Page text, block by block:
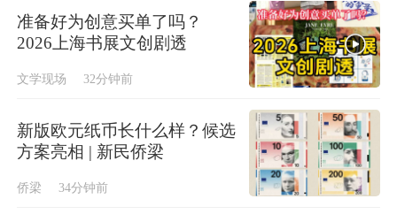
准备好为创意买单了吗？
2026上海书展文创剧透
文学现场 32分钟前
新版欧元纸币长什么样？候选
方案亮相 | 新民侨梁
侨梁 34分钟前